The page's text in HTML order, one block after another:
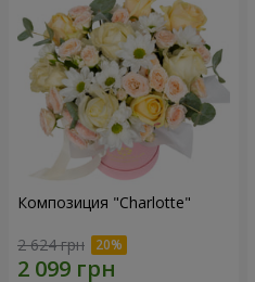
Композиция "Charlotte"
2 624 грн